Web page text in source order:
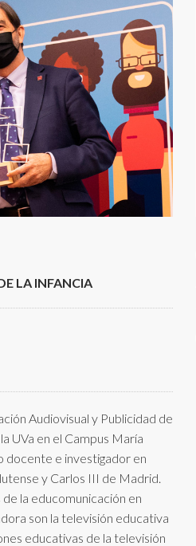
LA INFANCIA
Audiovisual y Publicidad de
UVa en el Campus María
docente e investigador en
y Carlos III de Madrid.
la educomunicación en
son la televisión educativa
educativas de la televisión